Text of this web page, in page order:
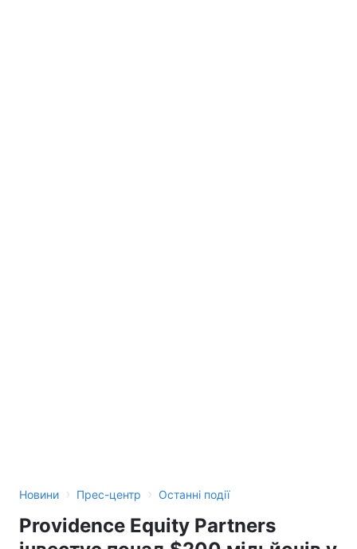
Новини › Прес-центр › Останні події
Providence Equity Partners